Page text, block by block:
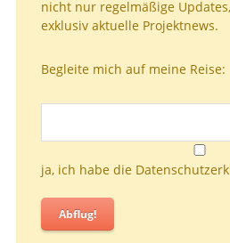
nicht nur regelmäßige
exklusiv aktuelle Projektnews.
Begleite mich auf meine Reise:
ja, ich habe die
Abflug!